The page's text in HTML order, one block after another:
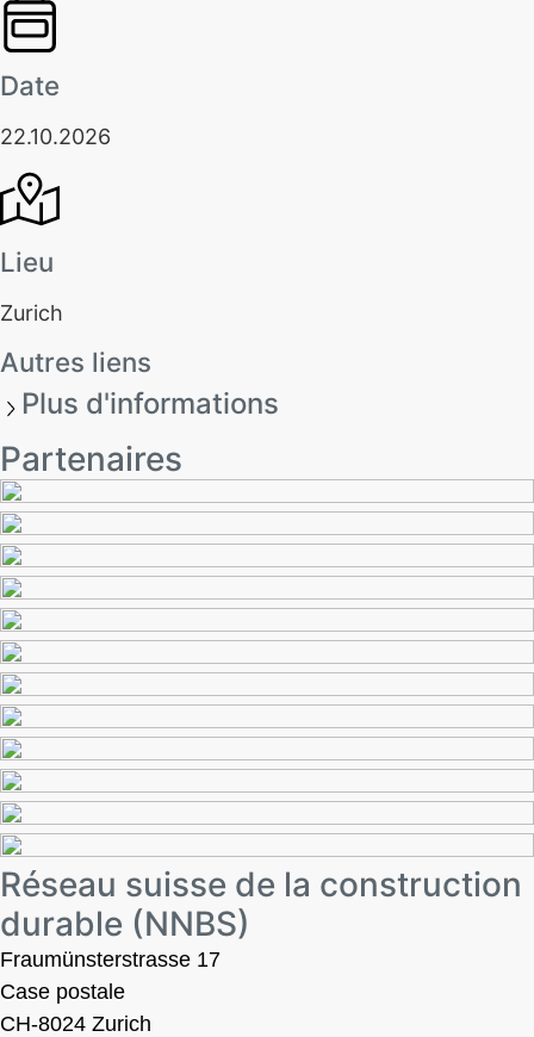
Date
22.10.2026
Lieu
Zurich
Autres liens
Plus d'informations
Partenaires
Réseau suisse de la construction
durable (NNBS)
Fraumünsterstrasse 17
Case postale
CH-8024 Zurich